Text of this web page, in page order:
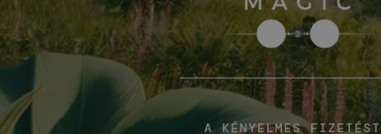
A KÉNYELMES